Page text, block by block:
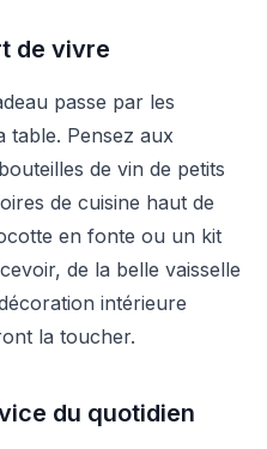
de vivre
passe par les
table. Pensez aux
de vin de petits
de cuisine haut de
en fonte ou un kit
de la belle vaisselle
intérieure
la toucher.
du quotidien